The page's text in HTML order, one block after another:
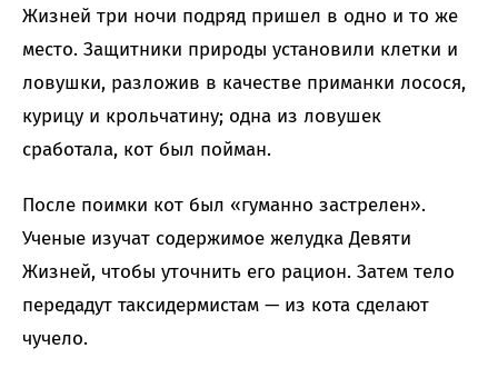
Жизней три ночи подряд пришел в одно и то же
место. Защитники природы установили клетки и
ловушки, разложив в качестве приманки лосося,
курицу и крольчатину; одна из ловушек
сработала, кот был пойман.
После поимки кот был «гуманно застрелен».
Ученые изучат содержимое желудка Девяти
Жизней, чтобы уточнить его рацион. Затем тело
передадут таксидермистам — из кота сделают
чучело.